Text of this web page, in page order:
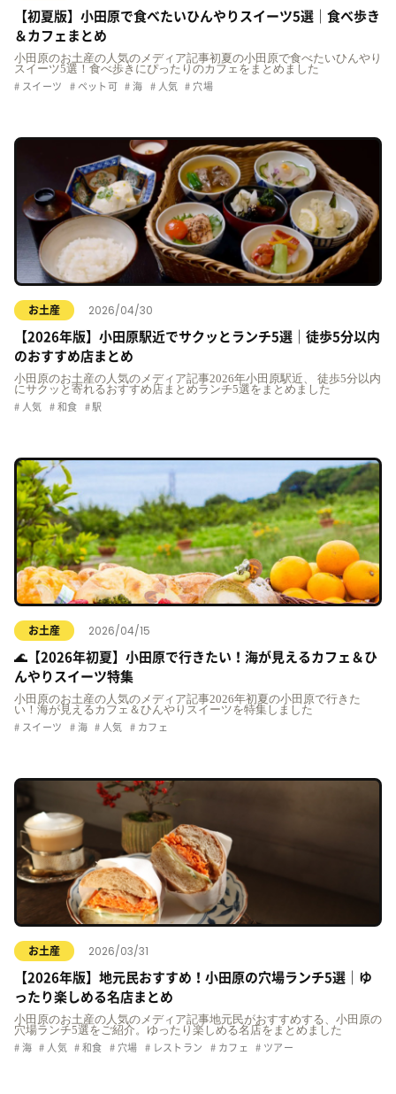
【初夏版】小田原で食べたいひんやりスイーツ5選｜食べ歩き
＆カフェまとめ
小田原のお土産の人気のメディア記事初夏の小田原で食べたいひんやり
スイーツ5選！食べ歩きにぴったりのカフェをまとめました
スイーツ ペット可 海 人気 穴場
お土産 2026/04/30
【2026年版】小田原駅近でサクッとランチ5選｜徒歩5分以内
のおすすめ店まとめ
小田原のお土産の人気のメディア記事2026年小田原駅近、 徒歩5分以内
にサクッと寄れるおすすめ店まとめランチ5選をまとめました
人気 和食 駅
お土産 2026/04/15
🌊【2026年初夏】小田原で行きたい！海が見えるカフェ＆ひ
んやりスイーツ特集
小田原のお土産の人気のメディア記事2026年初夏の小田原で行きた
い！海が見えるカフェ＆ひんやりスイーツを特集しました
スイーツ 海 人気 カフェ
お土産 2026/03/31
【2026年版】地元民おすすめ！小田原の穴場ランチ5選｜ゆ
ったり楽しめる名店まとめ
小田原のお土産の人気のメディア記事地元民がおすすめする、小田原の
穴場ランチ5選をご紹介。ゆったり楽しめる名店をまとめました
海 人気 和食 穴場 レストラン カフェ ツアー